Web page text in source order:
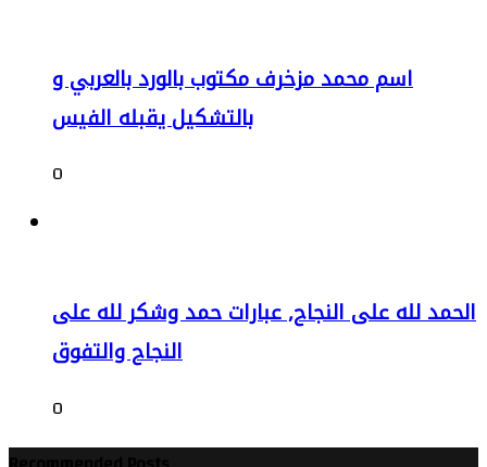
اسم محمد مزخرف مكتوب بالورد بالعربي و
بالتشكيل يقبله الفيس
0
الحمد لله على النجاح, عبارات حمد وشكر لله على
النجاح والتفوق
0